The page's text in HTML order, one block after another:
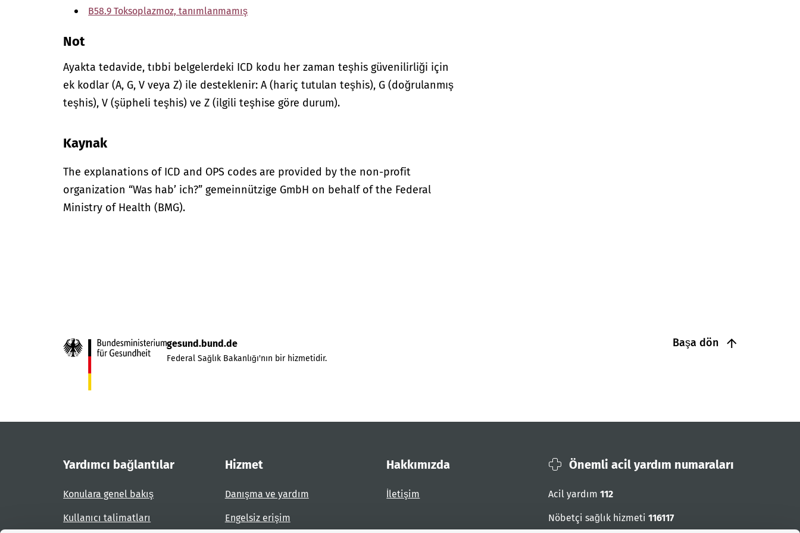
B58.9 Toksoplazmoz, tanımlanmamış
Not
Ayakta tedavide, tıbbi belgelerdeki ICD kodu her zaman teşhis güvenilirliği için
ek kodlar (A, G, V veya Z) ile desteklenir: A (hariç tutulan teşhis), G (doğrulanmış
teşhis), V (şüpheli teşhis) ve Z (ilgili teşhise göre durum).
Kaynak
The explanations of ICD and OPS codes are provided by the non-profit
organization “Was hab’ ich?” gemeinnützige GmbH on behalf of the Federal
Ministry of Health (BMG).
Başa dön
gesund.bund.de
Federal Sağlık Bakanlığı'nın bir hizmetidir.
Yardımcı bağlantılar
Konulara genel bakış
Kullanıcı talimatları
Hizmet
Danışma ve yardım
Engelsiz erişim
Hakkımızda
İletişim
Önemli acil yardım numaraları
Acil yardım 112
Nöbetçi sağlık hizmeti 116117